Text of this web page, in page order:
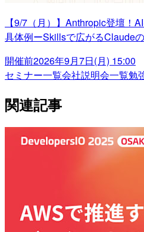
【9/7（月）】Anthropic登壇！
具体例ーSkillsで広がるClaude
開催前2026年9月7日(月) 15:00
セミナー一覧会社説明会一覧勉
関連記事